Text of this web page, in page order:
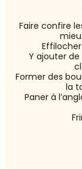
Faire confire
Y ajouter de
Former des
la
Paner à